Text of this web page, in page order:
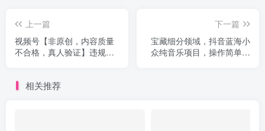
上一篇
视频号【非原创，内容质量
不合格，真人验证】违规怎
下一篇
宝藏细分领域，抖音蓝海小
众纯音乐项目，操作简单让
相关推荐